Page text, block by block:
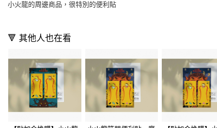
小火龍的周邊商品，很特別的便利貼
🔻 其他人也在看